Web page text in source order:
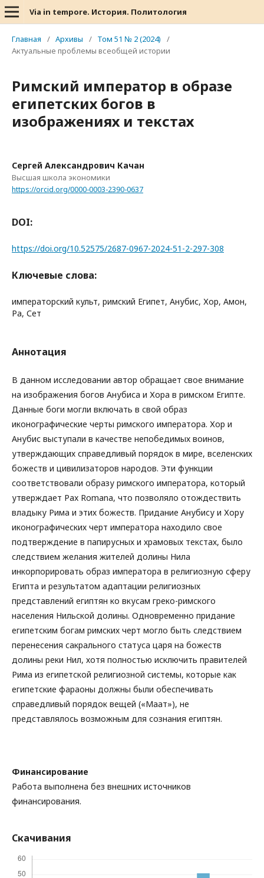
Via in tempore. История. Политология
Главная / Архивы / Том 51 № 2 (2024)
/
Актуальные проблемы всеобщей истории
Римский император в образе
египетских богов в
изображениях и текстах
Сергей Александрович Качан
Высшая школа экономики
https://orcid.org/0000-0003-2390-0637
DOI:
https://doi.org/10.52575/2687-0967-2024-51-2-297-308
Ключевые слова:
императорский культ, римский Египет, Анубис, Хор, Амон,
Ра, Сет
Аннотация
В данном исследовании автор обращает свое внимание
на изображения богов Анубиса и Хора в римском Египте.
Данные боги могли включать в свой образ
иконографические черты римского императора. Хор и
Анубис выступали в качестве непобедимых воинов,
утверждающих справедливый порядок в мире, вселенских
божеств и цивилизаторов народов. Эти функции
соответствовали образу римского императора, который
утверждает Pax Romana, что позволяло отождествить
владыку Рима и этих божеств. Придание Анубису и Хору
иконографических черт императора находило свое
подтверждение в папирусных и храмовых текстах, было
следствием желания жителей долины Нила
инкорпорировать образ императора в религиозную сферу
Египта и результатом адаптации религиозных
представлений египтян ко вкусам греко-римского
населения Нильской долины. Одновременно придание
египетским богам римских черт могло быть следствием
перенесения сакрального статуса царя на божеств
долины реки Нил, хотя полностью исключить правителей
Рима из египетской религиозной системы, которые как
египетские фараоны должны были обеспечивать
справедливый порядок вещей («Маат»), не
представлялось возможным для сознания египтян.
Финансирование
Работа выполнена без внешних источников
финансирования.
Скачивания